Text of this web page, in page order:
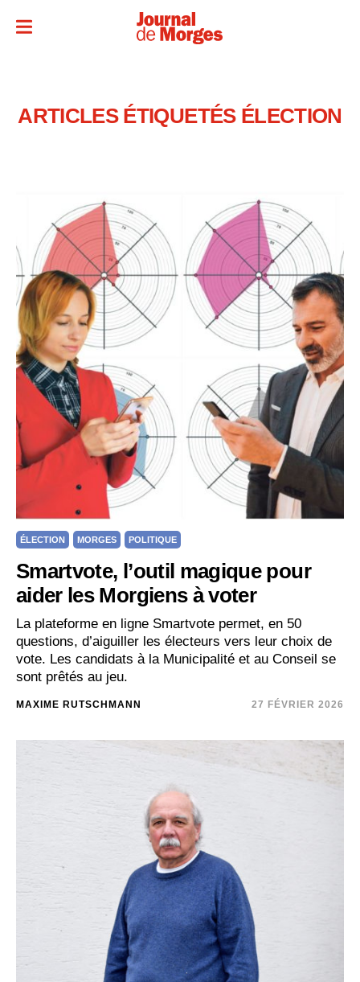
ARTICLES ÉTIQUETÉS ÉLECTION
ÉLECTION MORGES POLITIQUE
Smartvote, l’outil magique pour
aider les Morgiens à voter
La plateforme en ligne Smartvote permet, en 50
questions, d’aiguiller les électeurs vers leur choix de
vote. Les candidats à la Municipalité et au Conseil se
sont prêtés au jeu.
MAXIME RUTSCHMANN 27 FÉVRIER 2026